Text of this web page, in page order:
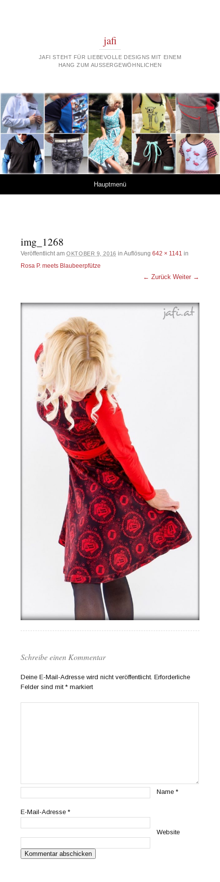
jafi
JAFI STEHT FÜR LIEBEVOLLE DESIGNS MIT EINEM
HANG ZUM AUSSERGEWÖHNLICHEN
Hauptmenü
img_1268
Veröffentlicht amOKTOBER 9, 2016 in Auflösung 642 × 1141 in
Rosa P. meets Blaubeerpfütze
← Zurück Weiter →
Schreibe einen Kommentar
Deine E-Mail-Adresse wird nicht veröffentlicht. Erforderliche
Felder sind mit* markiert
Name*
E-Mail-Adresse*
Website